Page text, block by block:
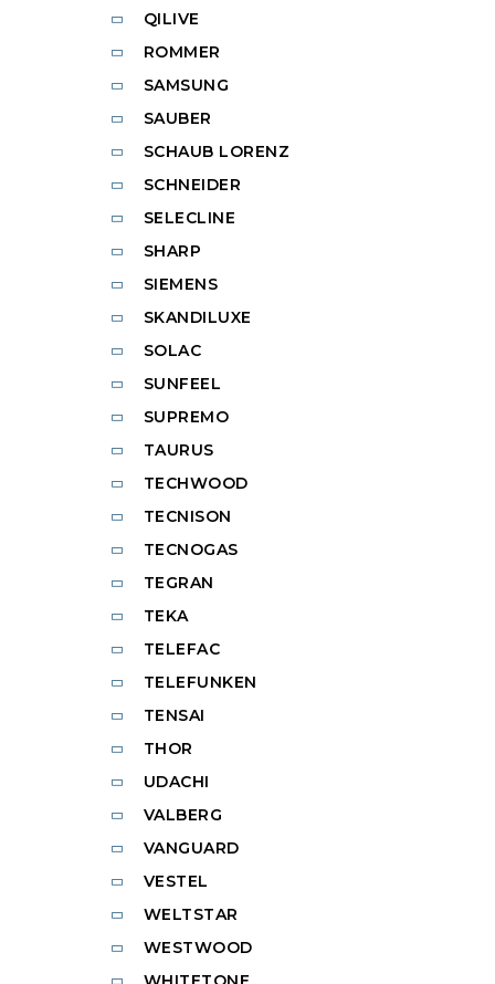
QILIVE
ROMMER
SAMSUNG
SAUBER
SCHAUB LORENZ
SCHNEIDER
SELECLINE
SHARP
SIEMENS
SKANDILUXE
SOLAC
SUNFEEL
SUPREMO
TAURUS
TECHWOOD
TECNISON
TECNOGAS
TEGRAN
TEKA
TELEFAC
TELEFUNKEN
TENSAI
THOR
UDACHI
VALBERG
VANGUARD
VESTEL
WELTSTAR
WESTWOOD